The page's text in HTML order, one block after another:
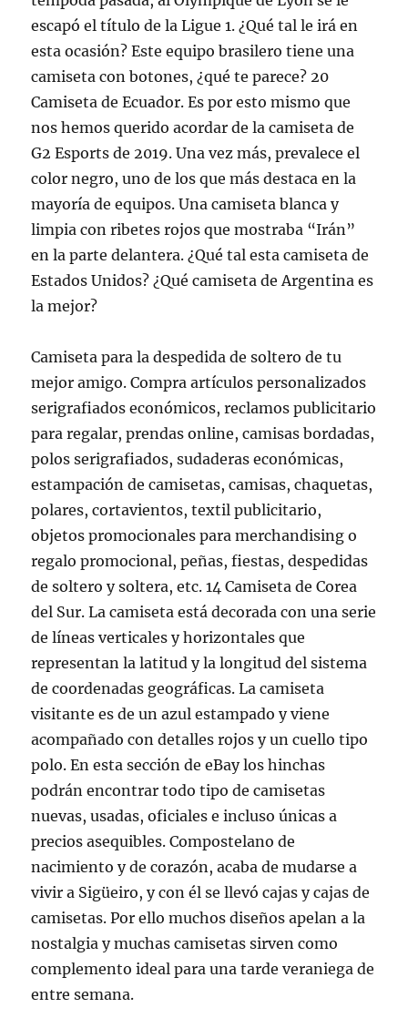
escapó el título de la Ligue 1. ¿Qué tal le irá en
esta ocasión? Este equipo brasilero tiene una
camiseta con botones, ¿qué te parece? 20
Camiseta de Ecuador. Es por esto mismo que
nos hemos querido acordar de la camiseta de
G2 Esports de 2019. Una vez más, prevalece el
color negro, uno de los que más destaca en la
mayoría de equipos. Una camiseta blanca y
limpia con ribetes rojos que mostraba “Irán”
en la parte delantera. ¿Qué tal esta camiseta de
Estados Unidos? ¿Qué camiseta de Argentina es
la mejor?
Camiseta para la despedida de soltero de tu
mejor amigo. Compra artículos personalizados
serigrafiados económicos, reclamos publicitario
para regalar, prendas online, camisas bordadas,
polos serigrafiados, sudaderas económicas,
estampación de camisetas, camisas, chaquetas,
polares, cortavientos, textil publicitario,
objetos promocionales para merchandising o
regalo promocional, peñas, fiestas, despedidas
de soltero y soltera, etc. 14 Camiseta de Corea
del Sur. La camiseta está decorada con una serie
de líneas verticales y horizontales que
representan la latitud y la longitud del sistema
de coordenadas geográficas. La camiseta
visitante es de un azul estampado y viene
acompañado con detalles rojos y un cuello tipo
polo. En esta sección de eBay los hinchas
podrán encontrar todo tipo de camisetas
nuevas, usadas, oficiales e incluso únicas a
precios asequibles. Compostelano de
nacimiento y de corazón, acaba de mudarse a
vivir a Sigüeiro, y con él se llevó cajas y cajas de
camisetas. Por ello muchos diseños apelan a la
nostalgia y muchas camisetas sirven como
complemento ideal para una tarde veraniega de
entre semana.